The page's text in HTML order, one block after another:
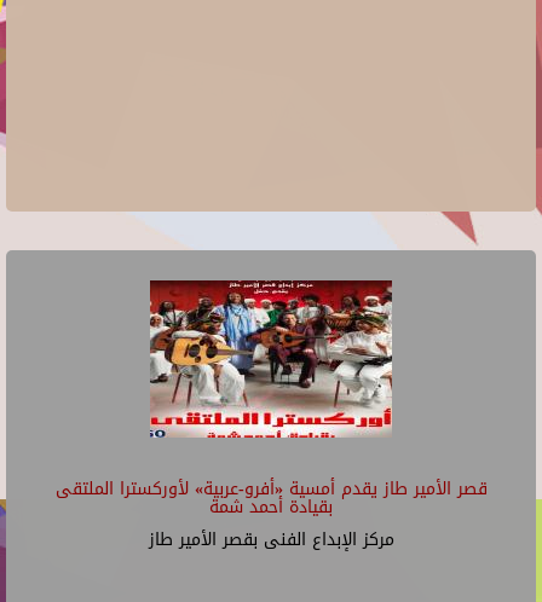
قصر الأمير طاز يقدم أمسية «أفرو-عربية» لأوركسترا الملتقى
بقيادة أحمد شمة
مركز الإبداع الفنى بقصر الأمير طاز